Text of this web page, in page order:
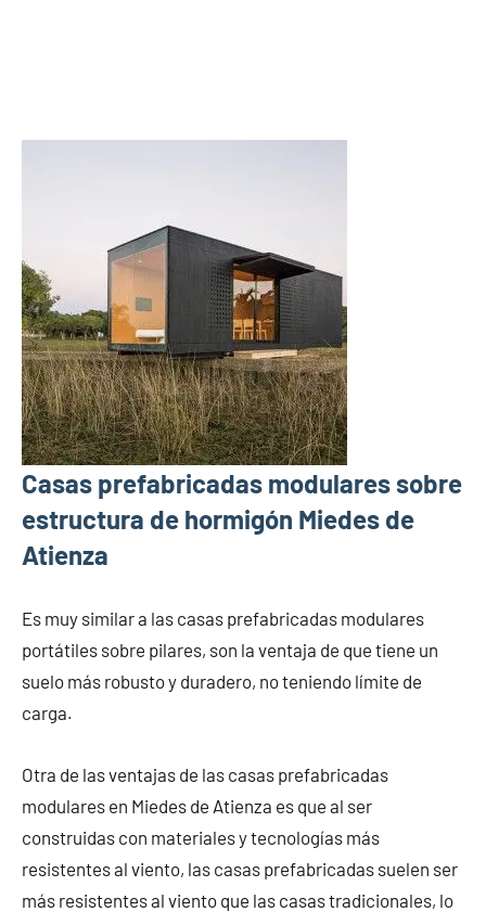
Casas prefabricadas modulares sobre
estructura de hormigón Miedes de
Atienza
Es muy similar a las casas prefabricadas modulares
portátiles sobre pilares, son la ventaja de que tiene un
suelo más robusto y duradero, no teniendo límite de
carga.
Otra de las ventajas de las casas prefabricadas
modulares en Miedes de Atienza es que al ser
construidas con materiales y tecnologías más
resistentes al viento, las casas prefabricadas suelen ser
más resistentes al viento que las casas tradicionales, lo